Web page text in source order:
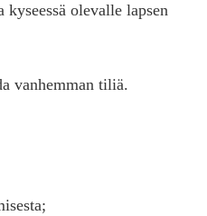
olevalle lapsen
vanhemman tiliä.